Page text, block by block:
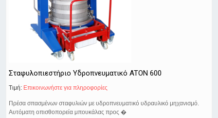
Σταφυλοπιεστήριο Υδροπνευματικό ATON 600
Τιμή: Eπικοινωνήστε για πληροφορίες
Πρέσα σπασμένων σταφυλιών με υδροπνευματικό υδραυλικό μηχανισμό.
Αυτόματη οπισθοπορεία μπουκάλας προς �